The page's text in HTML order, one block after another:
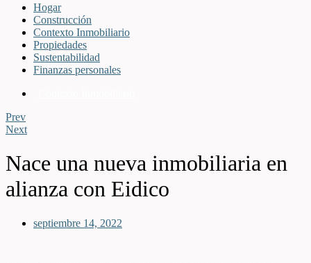
Hogar
Construcción
Contexto Inmobiliario
Propiedades
Sustentabilidad
Finanzas personales
Prev
Next
Nace una nueva inmobiliaria en
alianza con Eidico
septiembre 14, 2022